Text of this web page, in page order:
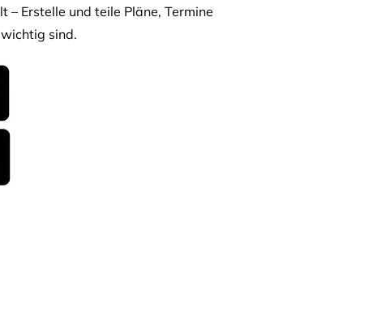
– Erstelle und teile Pläne, Termine
sind.